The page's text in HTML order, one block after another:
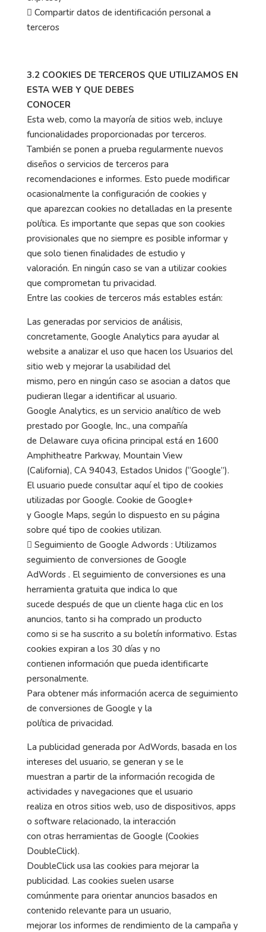
 Compartir datos de identificación personal a
terceros
3.2 COOKIES DE TERCEROS QUE UTILIZAMOS EN
ESTA WEB Y QUE DEBES
CONOCER
Esta web, como la mayoría de sitios web, incluye
funcionalidades proporcionadas por terceros.
También se ponen a prueba regularmente nuevos
diseños o servicios de terceros para
recomendaciones e informes. Esto puede modificar
ocasionalmente la configuración de cookies y
que aparezcan cookies no detalladas en la presente
política. Es importante que sepas que son cookies
provisionales que no siempre es posible informar y
que solo tienen finalidades de estudio y
valoración. En ningún caso se van a utilizar cookies
que comprometan tu privacidad.
Entre las cookies de terceros más estables están:
Las generadas por servicios de análisis,
concretamente, Google Analytics para ayudar al
website a analizar el uso que hacen los Usuarios del
sitio web y mejorar la usabilidad del
mismo, pero en ningún caso se asocian a datos que
pudieran llegar a identificar al usuario.
Google Analytics, es un servicio analítico de web
prestado por Google, Inc., una compañía
de Delaware cuya oficina principal está en 1600
Amphitheatre Parkway, Mountain View
(California), CA 94043, Estados Unidos (“Google”).
El usuario puede consultar aquí el tipo de cookies
utilizadas por Google. Cookie de Google+
y Google Maps, según lo dispuesto en su página
sobre qué tipo de cookies utilizan.
 Seguimiento de Google Adwords : Utilizamos
seguimiento de conversiones de Google
AdWords . El seguimiento de conversiones es una
herramienta gratuita que indica lo que
sucede después de que un cliente haga clic en los
anuncios, tanto si ha comprado un producto
como si se ha suscrito a su boletín informativo. Estas
cookies expiran a los 30 días y no
contienen información que pueda identificarte
personalmente.
Para obtener más información acerca de seguimiento
de conversiones de Google y la
política de privacidad.
La publicidad generada por AdWords, basada en los
intereses del usuario, se generan y se le
muestran a partir de la información recogida de
actividades y navegaciones que el usuario
realiza en otros sitios web, uso de dispositivos, apps
o software relacionado, la interacción
con otras herramientas de Google (Cookies
DoubleClick).
DoubleClick usa las cookies para mejorar la
publicidad. Las cookies suelen usarse
comúnmente para orientar anuncios basados en
contenido relevante para un usuario,
mejorar los informes de rendimiento de la campaña y